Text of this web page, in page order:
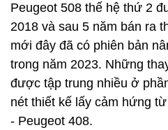
Peugeot 508 thế hệ thứ 2
2018 và sau 5 năm bán ra
mới đây đã có phiên bản
trong năm 2023. Những
được tập trung nhiều ở
nét thiết kế lấy cảm hứng
- Peugeot 408.